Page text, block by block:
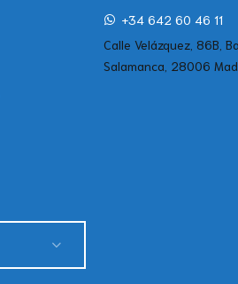
+34 642 60 46 11
Calle Velázquez, 86B,
Salamanca, 28006